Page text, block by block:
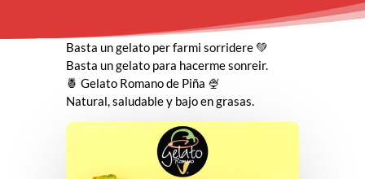
Basta un gelato per farmi sorridere 💚
Basta un gelato para hacerme sonreir.
🍍 Gelato Romano de Piña 🍨
Natural, saludable y bajo en grasas.